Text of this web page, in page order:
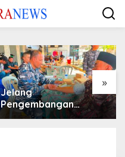
»
Jelang
Pengembangan
Lapangan Hidayah,